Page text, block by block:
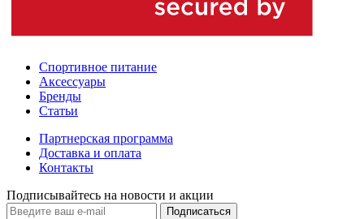
Спортивное питание
Аксессуары
Бренды
Статьи
Партнерская программа
Доставка и оплата
Контакты
Подписывайтесь на новости и акции
Подписаться